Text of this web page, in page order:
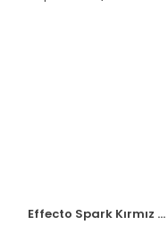
Effecto Spark Kırmız ...